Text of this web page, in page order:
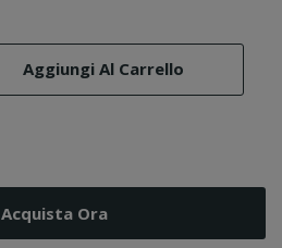
Aggiungi Al Carrello
Acquista Ora